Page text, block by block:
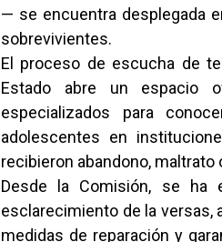
— se encuentra desplegada
sobrevivientes.
El proceso de escucha de
Estado abre un espacio
especializados para
adolescentes en
recibieron abandono, maltrato
Desde la Comisión, se ha
esclarecimiento de la versas,
medidas de reparación y